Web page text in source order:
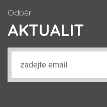
Odběr
AKTUALIT